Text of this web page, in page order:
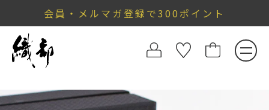
会員・メルマガ登録で300ポイント